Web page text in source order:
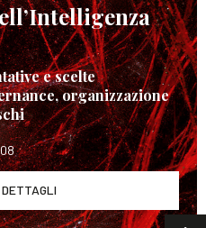
e scelte
organizzazione